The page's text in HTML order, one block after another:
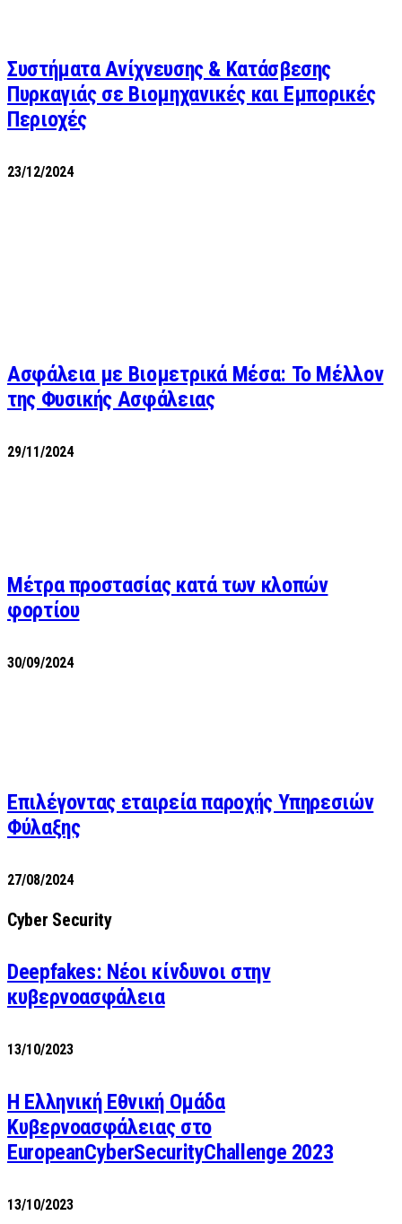
Συστήματα Ανίχνευσης & Κατάσβεσης
Πυρκαγιάς σε Βιομηχανικές και Εμπορικές
Περιοχές
23/12/2024
Ασφάλεια με Βιομετρικά Μέσα: Το Μέλλον
της Φυσικής Ασφάλειας
29/11/2024
Μέτρα προστασίας κατά των κλοπών
φορτίου
30/09/2024
Επιλέγοντας εταιρεία παροχής Υπηρεσιών
Φύλαξης
27/08/2024
Cyber Security
Deepfakes: Νέοι κίνδυνοι στην
κυβερνοασφάλεια
13/10/2023
Η Ελληνική Εθνική Ομάδα
Κυβερνοασφάλειας στο
EuropeanCyberSecurityChallenge 2023
13/10/2023